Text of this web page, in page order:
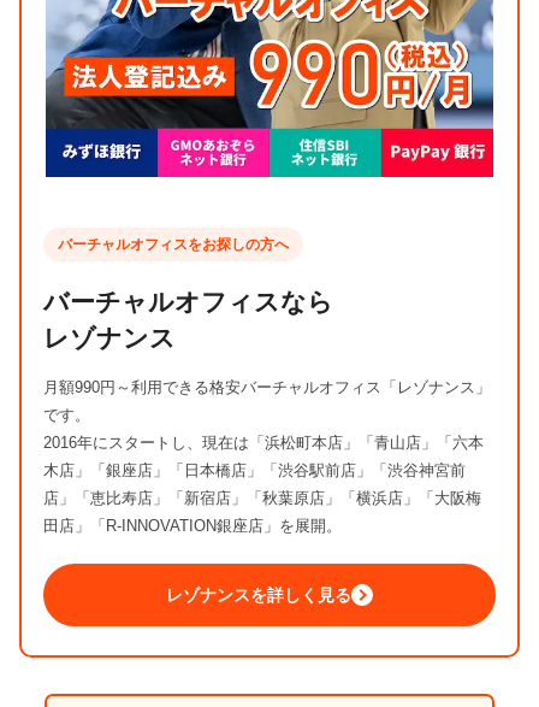
バーチャルオフィスをお探しの方へ
バーチャルオフィスなら
レゾナンス
月額990円～利用できる格安バーチャルオフィス「レゾナンス」
です。
2016年にスタートし、現在は「浜松町本店」「青山店」「六本
木店」「銀座店」「日本橋店」「渋谷駅前店」「渋谷神宮前
店」「恵比寿店」「新宿店」「秋葉原店」「横浜店」「大阪梅
田店」「R-INNOVATION銀座店」を展開。
レゾナンスを詳しく見る